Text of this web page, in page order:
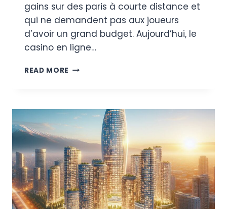
gains sur des paris à courte distance et
qui ne demandent pas aux joueurs
d’avoir un grand budget. Aujourd’hui, le
casino en ligne…
READ MORE TROIS
SOUS
AVEC
GAINS
FRÉQUENTS
DANS
LES
CASINOS
EN
LIGNE